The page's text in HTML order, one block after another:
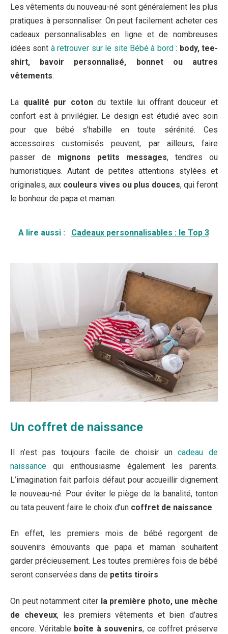
Les vêtements du nouveau-né sont généralement les plus
pratiques à personnaliser. On peut facilement acheter ces
cadeaux personnalisables en ligne et de nombreuses
idées sont à retrouver sur le site Bébé à bord : body, tee-
shirt, bavoir personnalisé, bonnet ou autres
vêtements.
La qualité pur cotondu textile lui offrant douceur et
confort est à privilégier. Le design est étudié avec soin
pour que bébé s’habille en toute sérénité. Ces
accessoires customisés peuvent, par ailleurs, faire
passer de mignons petits messages, tendres ou
humoristiques. Autant de petites attentions stylées et
originales, aux couleurs vives ou plus douces, qui feront
le bonheur de papa et maman.
A lire aussi : Cadeaux personnalisables : le Top 3
Un coffret de naissance
Il n’est pas toujours facile de choisir uncadeau de
naissance qui enthousiasme également les parents.
L’imagination fait parfois défaut pour accueillir dignement
le nouveau-né. Pour éviter le piège de la banalité, tonton
ou tata peuvent faire le choix d’un coffret de naissance.
En effet, les premiers mois de bébé regorgent de
souvenirs émouvants que papa et maman souhaitent
garder précieusement. Les toutes premières fois de bébé
seront conservées dans de petits tiroirs.
On peut notamment citer la première photo, une mèche
de cheveux, les premiers vêtements et bien d’autres
encore. Véritable boîte à souvenirs, ce coffret préserve